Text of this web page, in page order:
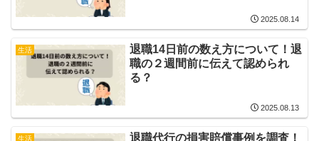
2025.08.14
生活
退職14日前の数え方について！退
職の２週間前に伝えて認められ
る？
2025.08.13
生活
退職代行の損害賠償事例を調査！